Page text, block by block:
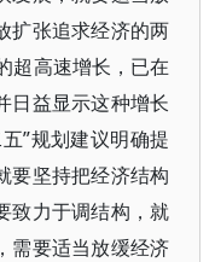
扩张追求经济的两
超高速增长，已在
日益显示这种增长
”规划建议明确提
要坚持把经济结构
致力于调结构，就
需要适当放缓经济